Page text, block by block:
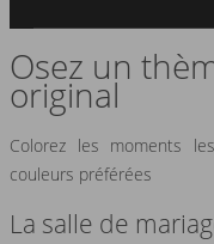
Osez un
original
Colorez les moments
couleurs préférées
La salle de